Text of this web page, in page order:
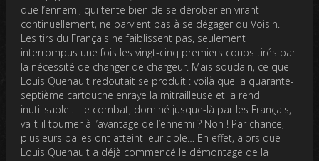
que l’ennemi, qui tente bien de se dérober en virant
continuellement, ne parvient pas à se dégager du Voisin.
Les tirs du Français ne faiblissent pas, seulement
interrompus une fois les vingt-cinq premiers coups tirés par
la nécessité de changer de chargeur. Mais soudain, ce que
Louis Quenault redoutait se produit : voilà que la quarante-
septième cartouche enraye la mitrailleuse et la rend
inutilisable… Le combat, dominé jusque-là par les Français,
va-t-il tourner à l’avantage de l’ennemi ? Non ! Par chance,
plusieurs balles ont atteint leur cible… En effet, alors que
Louis Quenault a déjà commencé le démontage de la